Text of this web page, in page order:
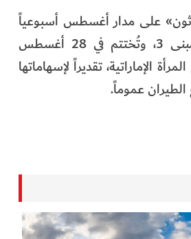
على مدار أغسطس أسبوعياً
يوم الجمعة في المبنى 3، وتُختتم في 28 أغسطس
الإماراتية، تقديراً لإسهاماتها
عموماً.